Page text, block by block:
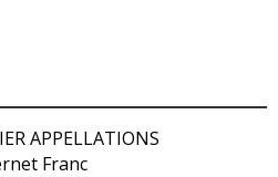
APPELLATIONS
Franc